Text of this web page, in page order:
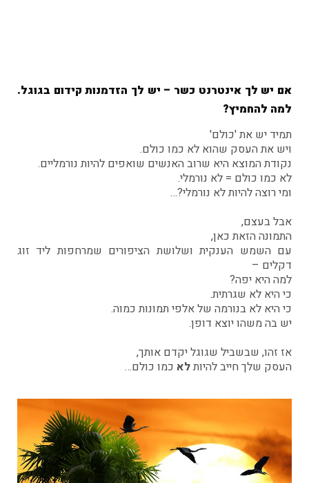
אם יש לך אינטרנט כשר – יש לך הזדמנות קידום בגוגל.
למה להחמיץ?
תמיד יש את 'כולם'
ויש את העסק שהוא לא כמו כולם.
נקודת המוצא היא שרוב האנשים שואפים להיות נורמליים.
לא כמו כולם = לא נורמלי.
ומי רוצה להיות לא נורמלי?…
אבל בעצם,
התמונה הזאת כאן,
עם השמש הענקית ושלושת הציפורים שמרחפות ליד זוג
דקלים –
למה היא יפה?
כי היא לא שגרתית.
כי היא לא בנורמה של אלפי תמונות כמוה.
יש בה משהו יוצא דופן.
אז זהו, שבשביל שגוגל יקדם אותך,
העסק שלך חייב להיותלא כמו כולם…